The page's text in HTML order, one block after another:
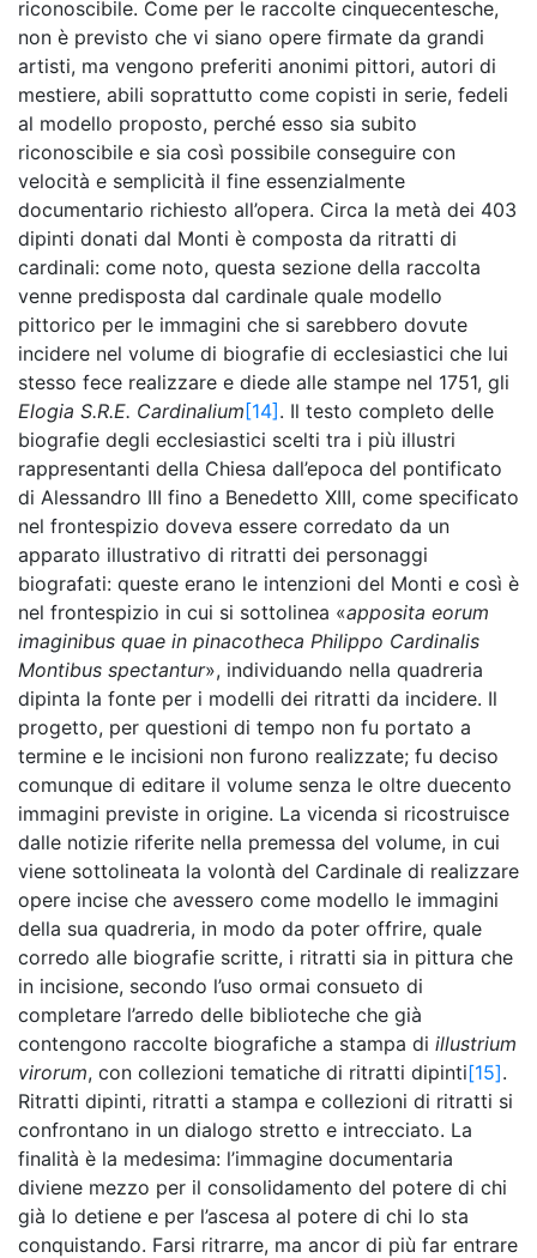
riconoscibile. Come per le raccolte cinquecentesche,
non è previsto che vi siano opere firmate da grandi
artisti, ma vengono preferiti anonimi pittori, autori di
mestiere, abili soprattutto come copisti in serie, fedeli
al modello proposto, perché esso sia subito
riconoscibile e sia così possibile conseguire con
velocità e semplicità il fine essenzialmente
documentario richiesto all’opera. Circa la metà dei 403
dipinti donati dal Monti è composta da ritratti di
cardinali: come noto, questa sezione della raccolta
venne predisposta dal cardinale quale modello
pittorico per le immagini che si sarebbero dovute
incidere nel volume di biografie di ecclesiastici che lui
stesso fece realizzare e diede alle stampe nel 1751, gli
Elogia S.R.E. Cardinalium [14] . Il testo completo delle
biografie degli ecclesiastici scelti tra i più illustri
rappresentanti della Chiesa dall’epoca del pontificato
di Alessandro III fino a Benedetto XIII, come specificato
nel frontespizio doveva essere corredato da un
apparato illustrativo di ritratti dei personaggi
biografati: queste erano le intenzioni del Monti e così è
nel frontespizio in cui si sottolinea «apposita eorum
imaginibus quae in pinacotheca Philippo Cardinalis
Montibus spectantur», individuando nella quadreria
dipinta la fonte per i modelli dei ritratti da incidere. Il
progetto, per questioni di tempo non fu portato a
termine e le incisioni non furono realizzate; fu deciso
comunque di editare il volume senza le oltre duecento
immagini previste in origine. La vicenda si ricostruisce
dalle notizie riferite nella premessa del volume, in cui
viene sottolineata la volontà del Cardinale di realizzare
opere incise che avessero come modello le immagini
della sua quadreria, in modo da poter offrire, quale
corredo alle biografie scritte, i ritratti sia in pittura che
in incisione, secondo l’uso ormai consueto di
completare l’arredo delle biblioteche che già
contengono raccolte biografiche a stampa di illustrium
virorum, con collezioni tematiche di ritratti dipinti[15].
Ritratti dipinti, ritratti a stampa e collezioni di ritratti si
confrontano in un dialogo stretto e intrecciato. La
finalità è la medesima: l’immagine documentaria
diviene mezzo per il consolidamento del potere di chi
già lo detiene e per l’ascesa al potere di chi lo sta
conquistando. Farsi ritrarre, ma ancor di più far entrare